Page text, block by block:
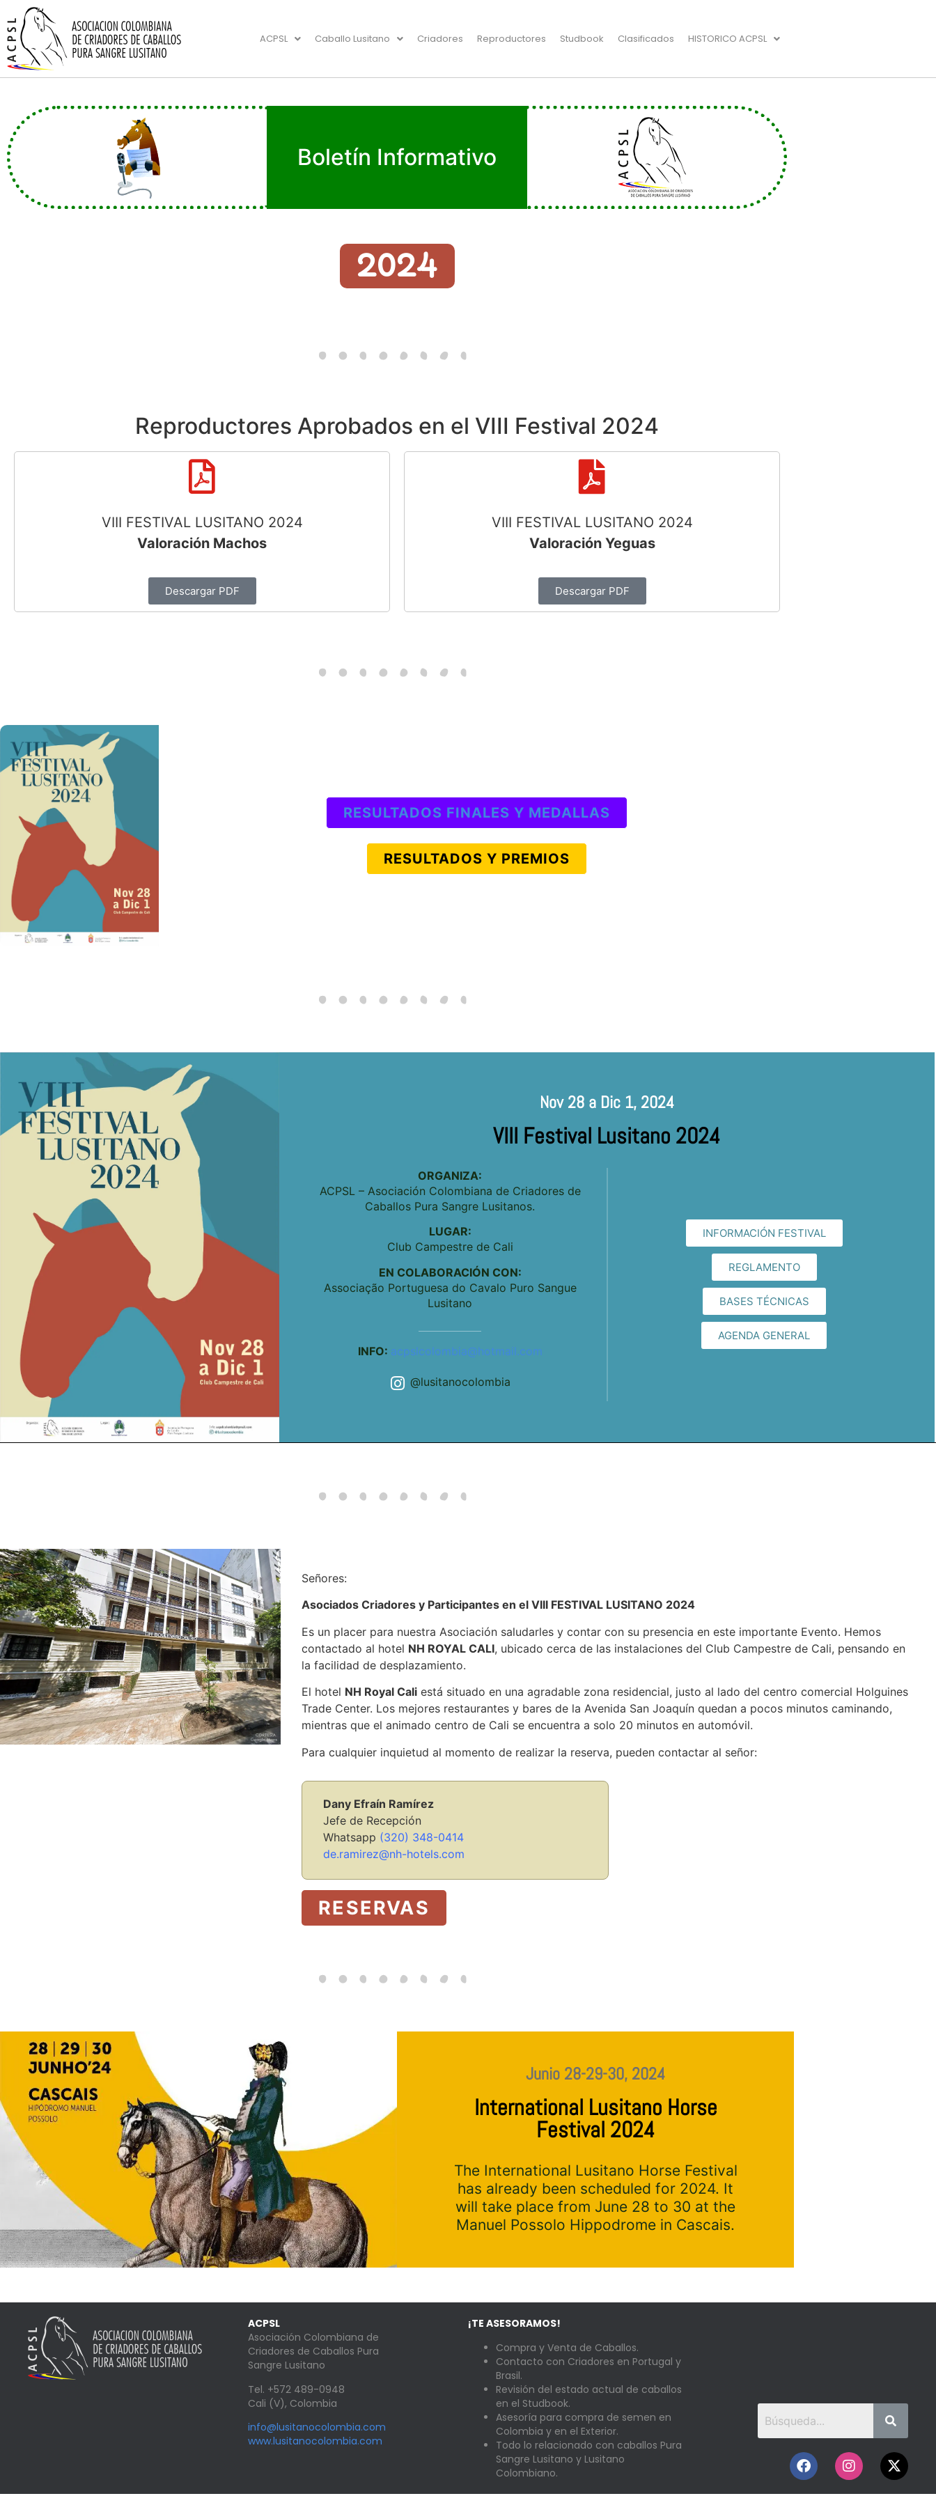
ACPSL Caballo Lusitano Criadores Reproductores Studbook Clasificados HISTORICO ACPSL
Boletín Informativo
2024
Reproductores Aprobados en el VIII Festival 2024
VIII FESTIVAL LUSITANO 2024
Valoración Machos
Descargar PDF
VIII FESTIVAL LUSITANO 2024
Valoración Yeguas
Descargar PDF
RESULTADOS FINALES Y MEDALLAS
RESULTADOS Y PREMIOS
Nov 28 a Dic 1, 2024
VIII Festival Lusitano 2024
ORGANIZA:
ACPSL – Asociación Colombiana de Criadores de
Caballos Pura Sangre Lusitanos.
LUGAR:
Club Campestre de Cali
EN COLABORACIÓN CON:
Associação Portuguesa do Cavalo Puro Sangue
Lusitano
INFO: acpslcolombia@hotmail.com
@lusitanocolombia
INFORMACIÓN FESTIVAL
REGLAMENTO
BASES TÉCNICAS
AGENDA GENERAL
Señores:
Asociados Criadores y Participantes en el VIII FESTIVAL LUSITANO 2024
Es un placer para nuestra Asociación saludarles y contar con su presencia en este importante Evento. Hemos
contactado al hotel NH ROYAL CALI, ubicado cerca de las instalaciones del Club Campestre de Cali, pensando en
la facilidad de desplazamiento.
El hotel NH Royal Cali está situado en una agradable zona residencial, justo al lado del centro comercial Holguines
Trade Center. Los mejores restaurantes y bares de la Avenida San Joaquín quedan a pocos minutos caminando,
mientras que el animado centro de Cali se encuentra a solo 20 minutos en automóvil.
Para cualquier inquietud al momento de realizar la reserva, pueden contactar al señor:
Dany Efraín Ramírez
Jefe de Recepción
Whatsapp (320) 348-0414
de.ramirez@nh-hotels.com
RESERVAS
Junio 28-29-30, 2024
International Lusitano Horse
Festival 2024
The International Lusitano Horse Festival
has already been scheduled for 2024. It
will take place from June 28 to 30 at the
Manuel Possolo Hippodrome in Cascais.
ACPSL
Asociación Colombiana de
Criadores de Caballos Pura
Sangre Lusitano
Tel. +572 489-0948
Cali (V), Colombia
info@lusitanocolombia.com
www.lusitanocolombia.com
¡TE ASESORAMOS!
Compra y Venta de Caballos.
Contacto con Criadores en Portugal y
Brasil.
Revisión del estado actual de caballos
en el Studbook.
Asesoría para compra de semen en
Colombia y en el Exterior.
Todo lo relacionado con caballos Pura
Sangre Lusitano y Lusitano
Colombiano.